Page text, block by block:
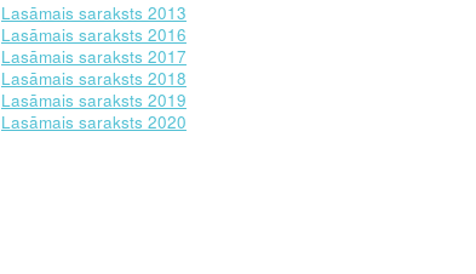
Lasāmais saraksts 2013
Lasāmais saraksts 2016
Lasāmais saraksts 2017
Lasāmais saraksts 2018
Lasāmais saraksts 2019
Lasāmais saraksts 2020